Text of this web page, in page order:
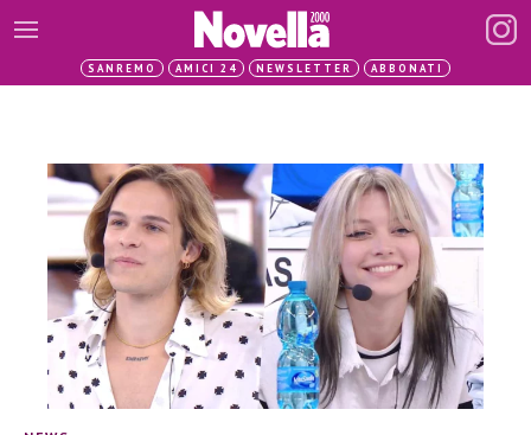
SANREMO AMICI 24 NEWSLETTER ABBONATI